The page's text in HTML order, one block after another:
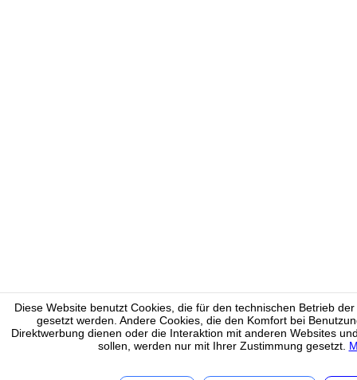
Diese Website benutzt Cookies, die für den technischen Betrieb
gesetzt werden. Andere Cookies, die den Komfort bei
Direktwerbung dienen oder die Interaktion mit anderen Websites
sollen, werden nur mit Ihrer Zustimmung gesetzt.